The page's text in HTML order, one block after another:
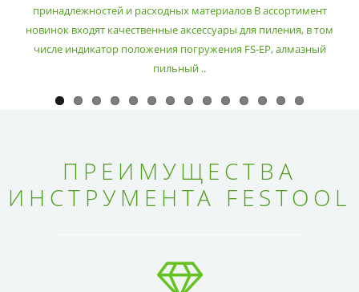
принадлежностей и расходных материалов В ассортимент
новинок входят качественные аксессуары для пиления, в том
числе индикатор положения погружения FS-EP, алмазный
пильный ..
ПРЕИМУЩЕСТВА
ИНСТРУМЕНТА FESTOOL